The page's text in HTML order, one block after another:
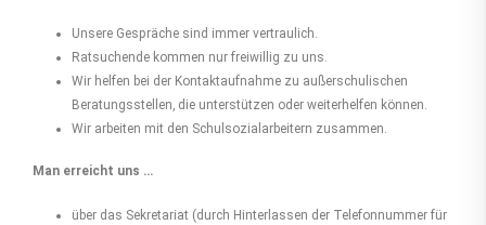
Unsere Gespräche sind immer vertraulich.
Ratsuchende kommen nur freiwillig zu uns.
Wir helfen bei der Kontaktaufnahme zu außerschulischen
Beratungsstellen, die unterstützen oder weiterhelfen können.
Wir arbeiten mit den Schulsozialarbeitern zusammen.
Man erreicht uns …
über das Sekretariat (durch Hinterlassen der Telefonnummer für